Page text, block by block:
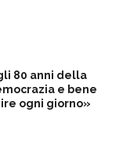
80 anni della
e bene
ogni giorno»